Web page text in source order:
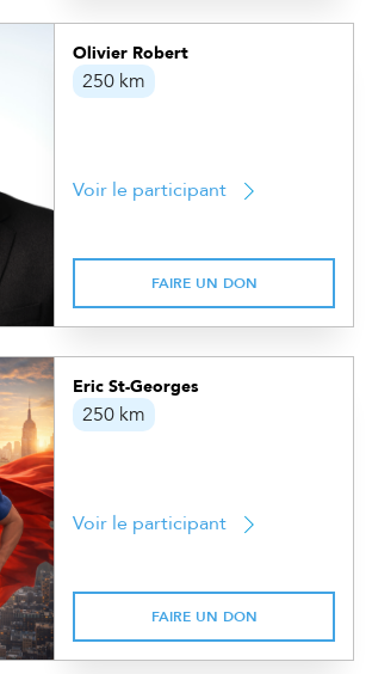
Olivier Robert
250 km
Voir le participant
FAIRE UN DON
Eric St-Georges
250 km
Voir le participant
FAIRE UN DON